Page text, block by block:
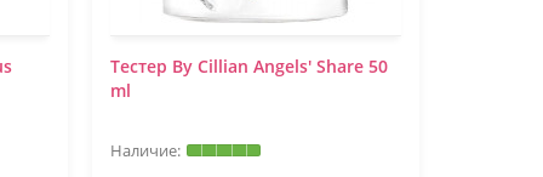
Тестер By Cillian Angels' Share 50
ml